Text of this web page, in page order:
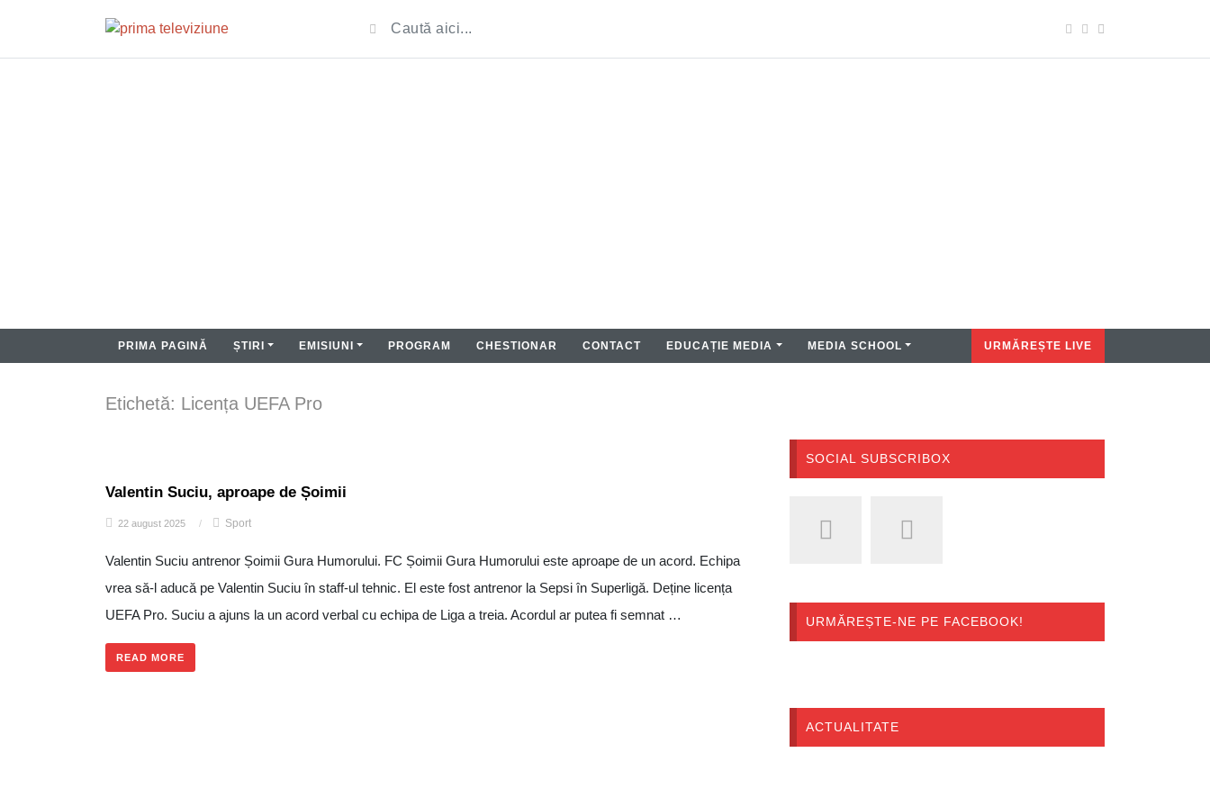
PRIMA PAGINĂ ȘTIRI EMISIUNI PROGRAM CHESTIONAR CONTACT EDUCAȚIE MEDIA MEDIA SCHOOL URMĂREȘTE LIVE
Etichetă: Licența UEFA Pro
Valentin Suciu, aproape de Șoimii
22 august 2025 / Sport
Valentin Suciu antrenor Șoimii Gura Humorului. FC Șoimii Gura Humorului este aproape de un acord. Echipa
vrea să-l aducă pe Valentin Suciu în staff-ul tehnic. El este fost antrenor la Sepsi în Superligă. Deține licența
UEFA Pro. Suciu a ajuns la un acord verbal cu echipa de Liga a treia. Acordul ar putea fi semnat …
READ MORE
SOCIAL SUBSCRIBOX
URMĂREȘTE-NE PE FACEBOOK!
ACTUALITATE